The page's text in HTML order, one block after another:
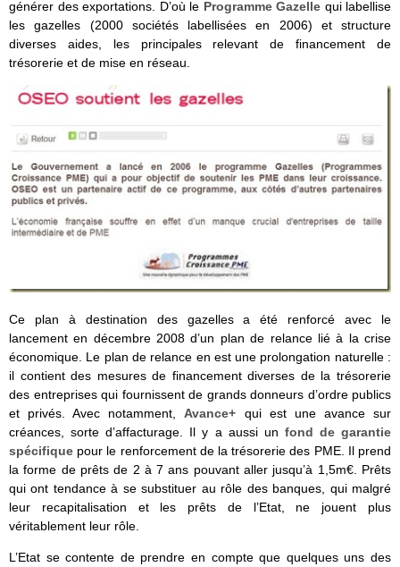
générer des exportations. D’où le Programme Gazelle qui labellise
les gazelles (2000 sociétés labellisées en 2006) et structure
diverses aides, les principales relevant de financement de
trésorerie et de mise en réseau.
Ce plan à destination des gazelles a été renforcé avec le
lancement en décembre 2008 d’un plan de relance lié à la crise
économique. Le plan de relance en est une prolongation naturelle :
il contient des mesures de financement diverses de la trésorerie
des entreprises qui fournissent de grands donneurs d’ordre publics
et privés. Avec notamment,Avance+ qui est une avance sur
créances, sorte d’affacturage. Il y a aussi un fond de garantie
spécifique pour le renforcement de la trésorerie des PME. Il prend
la forme de prêts de 2 à 7 ans pouvant aller jusqu’à 1,5m€. Prêts
qui ont tendance à se substituer au rôle des banques, qui malgré
leur recapitalisation et les prêts de l’Etat, ne jouent plus
véritablement leur rôle.
L’Etat se contente de prendre en compte que quelques uns des